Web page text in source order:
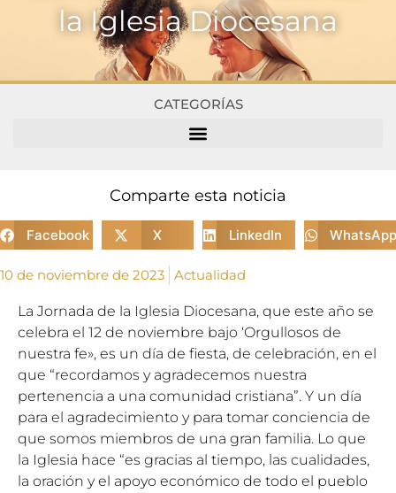
la Iglesia Diocesana
CATEGORÍAS
Comparte esta noticia
Facebook X LinkedIn WhatsApp
10 de noviembre de 2023 Actualidad
La Jornada de la Iglesia Diocesana, que este año se
celebra el 12 de noviembre bajo ‘Orgullosos de
nuestra fe», es un día de fiesta, de celebración, en el
que “recordamos y agradecemos nuestra
pertenencia a una comunidad cristiana”. Y un día
para el agradecimiento y para tomar conciencia de
que somos miembros de una gran familia. Lo que
la Iglesia hace “es gracias al tiempo, las cualidades,
la oración y el apoyo económico de todo el pueblo